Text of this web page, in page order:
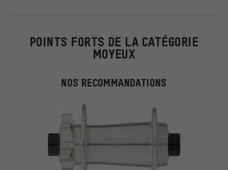
POINTS FORTS DE LA CATÉGORIE
MOYEUX
NOS RECOMMANDATIONS